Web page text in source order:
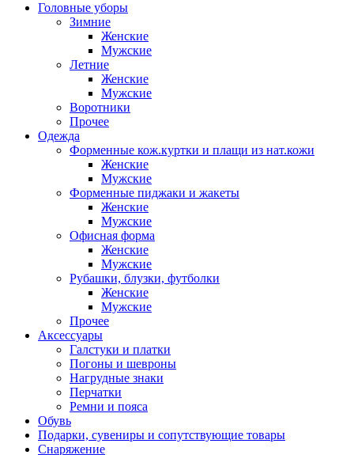
Головные уборы
Зимние
Женские
Мужские
Летние
Женские
Мужские
Воротники
Прочее
Одежда
Форменные кож.куртки и плащи из нат.кожи
Женские
Мужские
Форменные пиджаки и жакеты
Женские
Мужские
Офисная форма
Женские
Мужские
Рубашки, блузки, футболки
Женские
Мужские
Прочее
Аксессуары
Галстуки и платки
Погоны и шевроны
Нагрудные знаки
Перчатки
Ремни и пояса
Обувь
Подарки, сувениры и сопутствующие товары
Снаряжение